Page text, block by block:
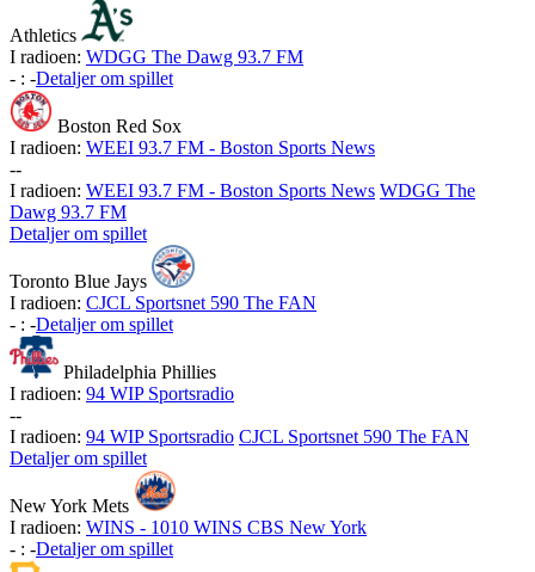
Athletics
I radioen: WDGG The Dawg 93.7 FM
- : -Detaljer om spillet
Boston Red Sox
I radioen: WEEI 93.7 FM - Boston Sports News
--
I radioen: WEEI 93.7 FM - Boston Sports News WDGG The
Dawg 93.7 FM
Detaljer om spillet
Toronto Blue Jays
I radioen: CJCL Sportsnet 590 The FAN
- : -Detaljer om spillet
Philadelphia Phillies
I radioen: 94 WIP Sportsradio
--
I radioen: 94 WIP Sportsradio CJCL Sportsnet 590 The FAN
Detaljer om spillet
New York Mets
I radioen: WINS - 1010 WINS CBS New York
- : -Detaljer om spillet